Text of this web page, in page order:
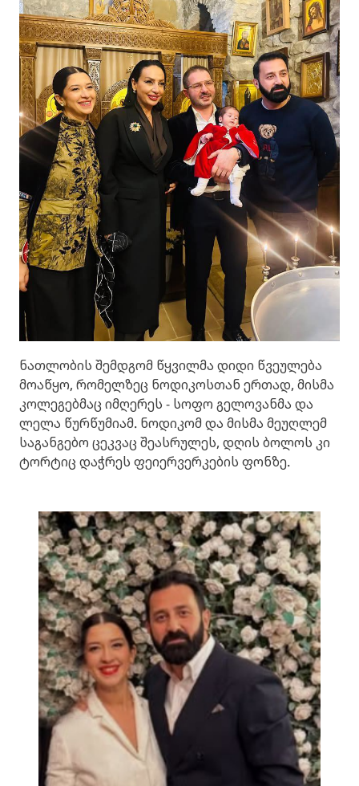
ნათლობის შემდგომ წყვილმა დიდი წვეულება
მოაწყო, რომელზეც ნოდიკოსთან ერთად, მისმა
კოლეგებმაც იმღერეს - სოფო გელოვანმა და
ლელა წურწუმიამ. ნოდიკომ და მისმა მეუღლემ
საგანგებო ცეკვაც შეასრულეს, დღის ბოლოს კი
ტორტიც დაჭრეს ფეიერვერკების ფონზე.